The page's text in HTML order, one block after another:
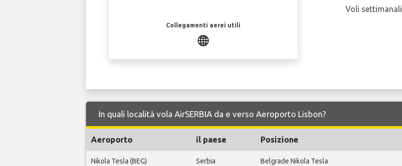
Collegamenti aerei utili
Voli settimanali
In quali località vola AirSERBIA da e verso Aeroporto Lisbon?
Aeroporto il paese Posizione
Nikola Tesla (BEG) Serbia Belgrade Nikola Tesla